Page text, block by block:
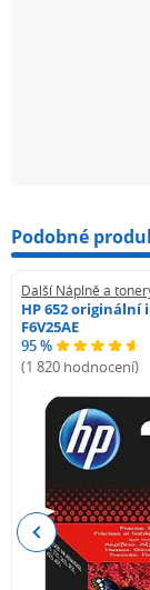
Podobné
Další Náplně a
HP 652
F6V25AE
95 %
(1 820 hodnocení)
Previous